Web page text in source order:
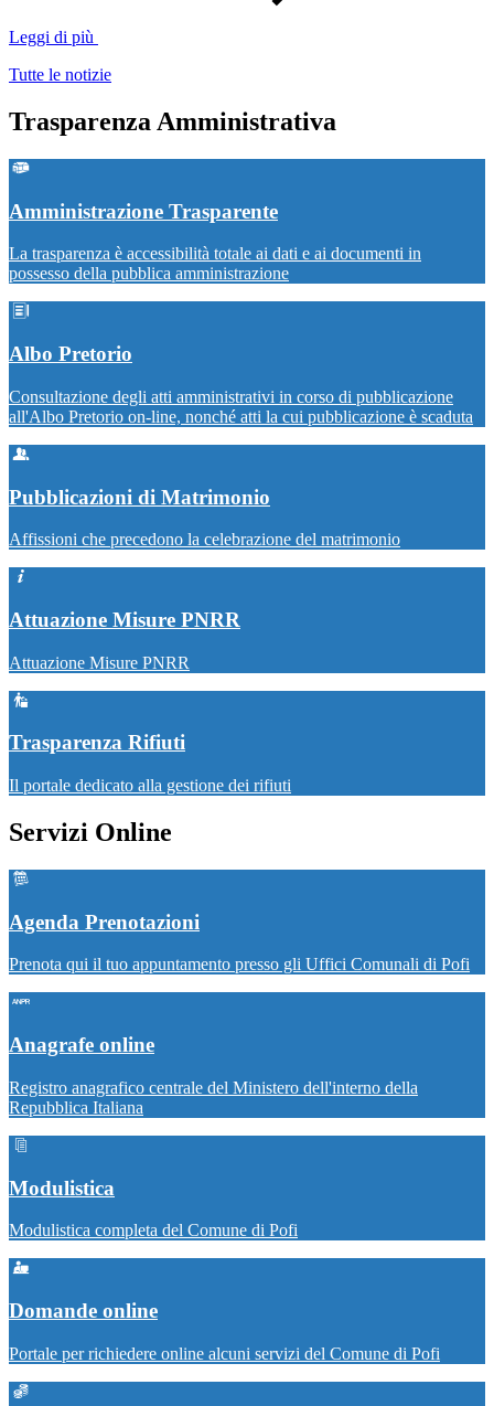
Leggi di più
Tutte le notizie
Trasparenza Amministrativa
Amministrazione Trasparente
La trasparenza è accessibilità totale ai dati e ai documenti in
possesso della pubblica amministrazione
Albo Pretorio
Consultazione degli atti amministrativi in corso di pubblicazione
all'Albo Pretorio on-line, nonché atti la cui pubblicazione è scaduta
Pubblicazioni di Matrimonio
Affissioni che precedono la celebrazione del matrimonio
Attuazione Misure PNRR
Attuazione Misure PNRR
Trasparenza Rifiuti
Il portale dedicato alla gestione dei rifiuti
Servizi Online
Agenda Prenotazioni
Prenota qui il tuo appuntamento presso gli Uffici Comunali di Pofi
Anagrafe online
Registro anagrafico centrale del Ministero dell'interno della
Repubblica Italiana
Modulistica
Modulistica completa del Comune di Pofi
Domande online
Portale per richiedere online alcuni servizi del Comune di Pofi